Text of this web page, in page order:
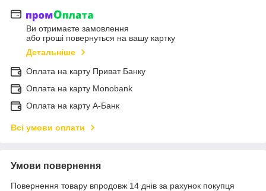
Ви отримаєте замовлення
або гроші повернуться на вашу картку
Детальніше
Оплата на карту Приват Банку
Оплата на карту Monobank
Оплата на карту А-Банк
Всі умови оплати
Умови повернення
Повернення товару впродовж 14 днів за рахунок покупця